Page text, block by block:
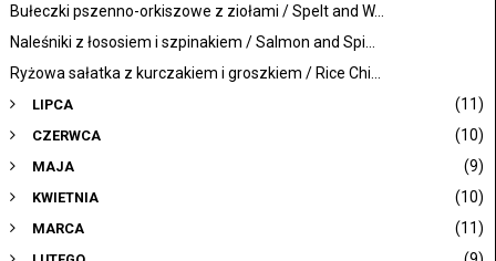
Bułeczki pszenno-orkiszowe z ziołami / Spelt and W...
Naleśniki z łososiem i szpinakiem / Salmon and Spi...
Ryżowa sałatka z kurczakiem i groszkiem / Rice Chi...
LIPCA (11)
CZERWCA (10)
MAJA (9)
KWIETNIA (10)
MARCA (11)